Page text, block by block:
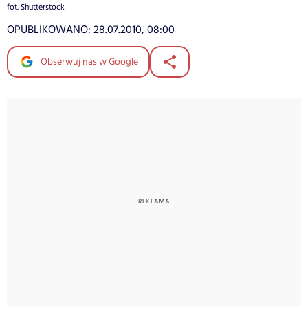
fot. Shutterstock
OPUBLIKOWANO: 28.07.2010, 08:00
Obserwuj nas w Google